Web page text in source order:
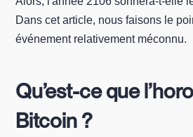
Dans cet article, nous faisons le
événement relativement méconnu.
Qu’est-ce que
Bitcoin ?